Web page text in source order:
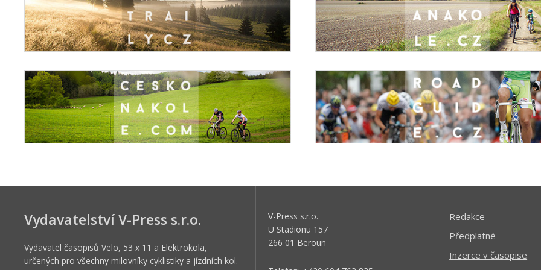
Vydavatelství V-Press s.r.o.
Vydavatel časopisů Velo, 53 x 11 a Elektrokola,
určených pro všechny milovníky cyklistiky a jízdních kol.
V-Press s.r.o.
U Stadionu 157
266 01 Beroun
Redakce
Předplatné
Inzerce v časopise